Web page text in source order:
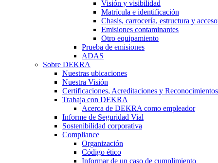
Visión y visibilidad
Matrícula e identificación
Chasis, carrocería, estructura y
Emisiones contaminantes
Otro equipamiento
Prueba de emisiones
ADAS
Sobre DEKRA
Nuestras ubicaciones
Nuestra Visión
Certificaciones, Acreditaciones y Reconocimientos
Trabaja con DEKRA
Acerca de DEKRA como empleador
Informe de Seguridad Vial
Sostenibilidad corporativa
Compliance
Organización
Código ético
Informar de un caso de cumplimiento